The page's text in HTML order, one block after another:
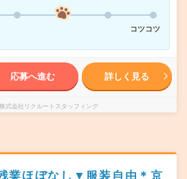
コツコツ
応募へ進む 詳しく見る
株式会社リクルートスタッフィング
業ほぼなし▼服装自由＊京